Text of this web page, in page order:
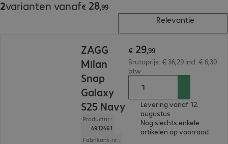
2varianten vanaf€ 28,99
€ 28,99
Relevantie
ZAGG
Milan
Snap
Galaxy
S25 Navy
Productnr.:
4912461
Fabrikant-nr.:
€ 29,99
Brutoprijs: € 36,29 incl. € 6,30
btw
Levering vanaf 12.
augustus
Nog slechts enkele
artikelen op voorraad.